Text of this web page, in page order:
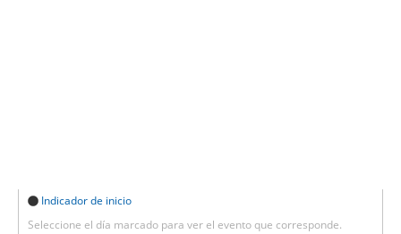
Indicador de inicio
Seleccione el día marcado para ver el evento que corresponde.